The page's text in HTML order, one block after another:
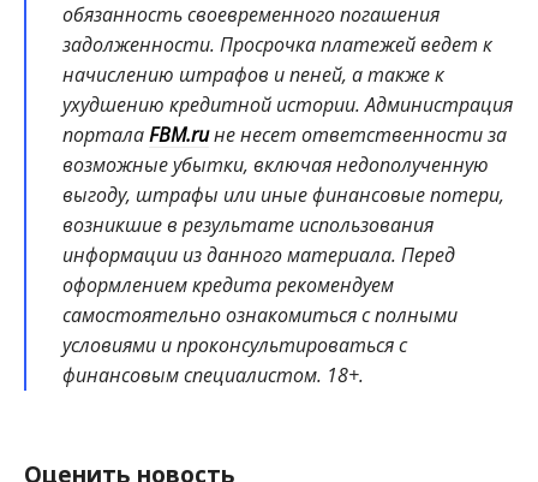
обязанность своевременного погашения
задолженности. Просрочка платежей ведет к
начислению штрафов и пеней, а также к
ухудшению кредитной истории. Администрация
порталаFBM.ruне несет ответственности за
возможные убытки, включая недополученную
выгоду, штрафы или иные финансовые потери,
возникшие в результате использования
информации из данного материала. Перед
оформлением кредита рекомендуем
самостоятельно ознакомиться с полными
условиями и проконсультироваться с
финансовым специалистом. 18+.
Оценить новость